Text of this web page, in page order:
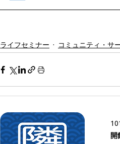
ライフセミナー コミュニティ・サ
開